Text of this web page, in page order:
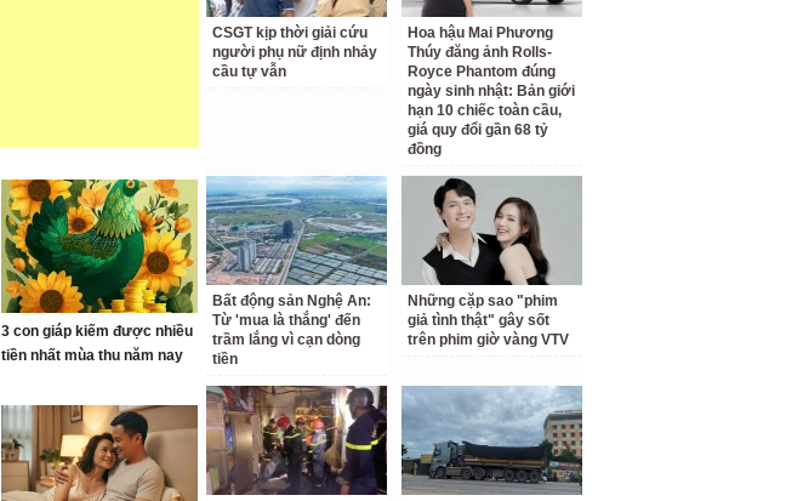
3 con giáp kiếm được nhiều
tiền nhất mùa thu năm nay
CSGT kịp thời giải cứu
người phụ nữ định nhảy
cầu tự vẫn
Hoa hậu Mai Phương
Thúy đăng ảnh Rolls-
Royce Phantom đúng
ngày sinh nhật: Bản giới
hạn 10 chiếc toàn cầu,
giá quy đổi gần 68 tỷ
đồng
Bất động sản Nghệ An:
Từ 'mua là thắng' đến
trầm lắng vì cạn dòng
tiền
Những cặp sao "phim
giả tình thật" gây sốt
trên phim giờ vàng VTV